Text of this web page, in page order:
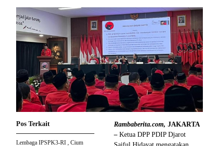
Rambaberita.com, JAKARTA
– Ketua DPP PDIP Djarot
Pos Terkait
Lembaga IPSPK3-RI , Cium